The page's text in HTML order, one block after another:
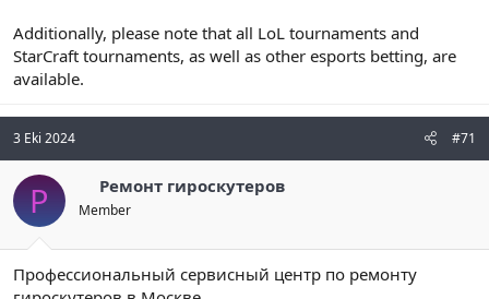
Additionally, please note that all LoL tournaments and
StarCraft tournaments, as well as other esports betting, are
available.
3 Eki 2024 #71
Р Ремонт гироскутеров
Member
Профессиональный сервисный центр по ремонту